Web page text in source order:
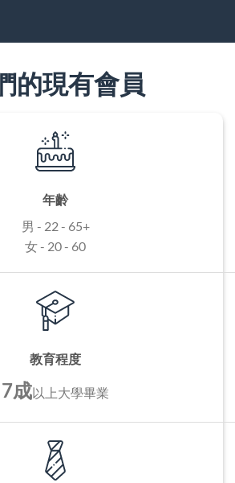
的現有會員
年齡
男 - 22 - 65+
女 - 20 - 60
教育程度
7成以上大學畢業